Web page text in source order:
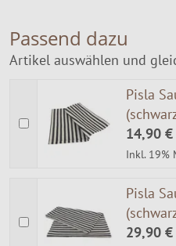
Passend dazu
Artikel auswählen und
Pisla
14,90 €
Inkl. 19%
Pisla
29,90 €